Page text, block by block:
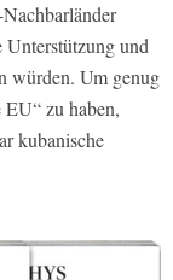
Unterstützung und
würden. Um genug
zu haben,
kubanische